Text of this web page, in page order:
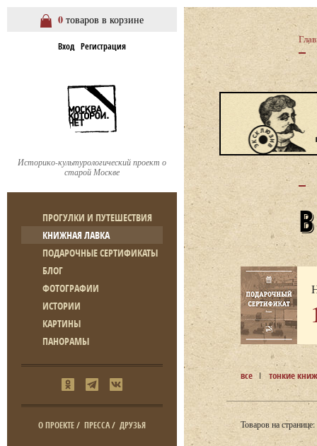
0 товаров в корзине
Вход Регистрация
Историко-культурологический проект о
старой Москве
ПРОГУЛКИ И ПУТЕШЕСТВИЯ
КНИЖНАЯ ЛАВКА
ПОДАРОЧНЫЕ СЕРТИФИКАТЫ
БЛОГ
ФОТОГРАФИИ
ИСТОРИИ
КАРТИНЫ
ПАНОРАМЫ
О ПРОЕКТЕ/ ПРЕССА/ ДРУЗЬЯ
все тонкие
Товаров на странице: